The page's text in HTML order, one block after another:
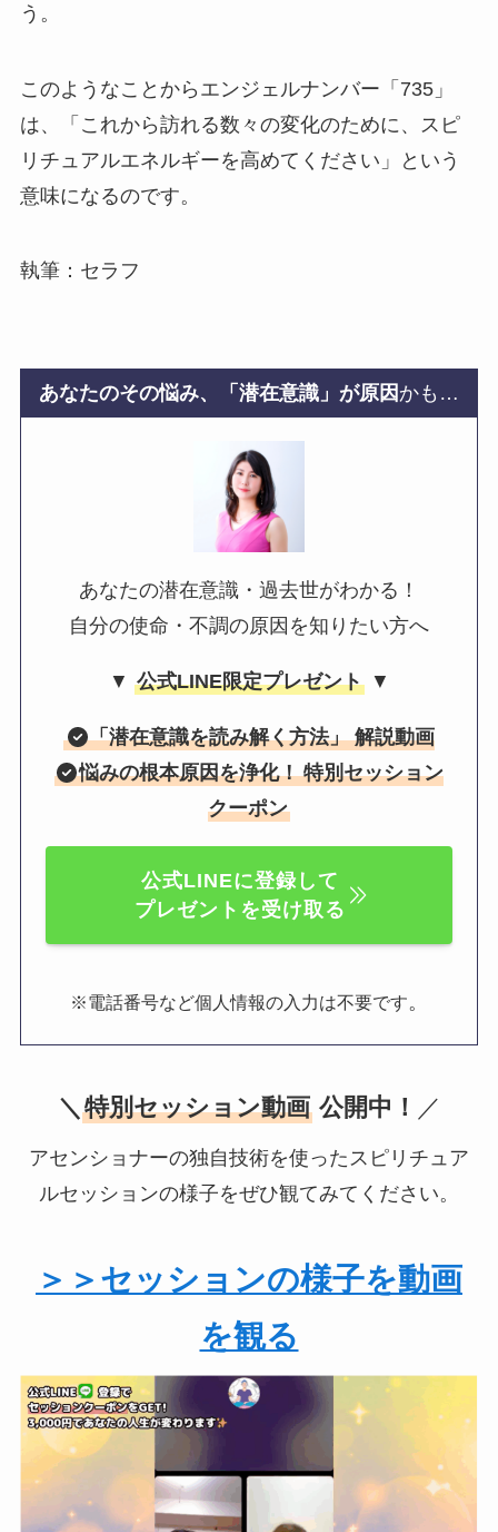
う。
このようなことからエンジェルナンバー「735」
は、「これから訪れる数々の変化のために、スピ
リチュアルエネルギーを高めてください」という
意味になるのです。
執筆：セラフ
あなたのその悩み、「潜在意識」が原因 かも…
あなたの潜在意識・過去世がわかる！
自分の使命・不調の原因を知りたい方へ
▼ 公式LINE限定プレゼント▼
「潜在意識を読み解く方法」 解説動画
悩みの根本原因を浄化！ 特別セッション
クーポン
公式LINEに登録して
プレゼントを受け取る
※電話番号など個人情報の入力は不要です。
＼ 特別セッション動画公開中！ ／
アセンショナーの独自技術を使ったスピリチュア
ルセッションの様子をぜひ観てみてください。
＞＞セッションの様子を動画
を観る